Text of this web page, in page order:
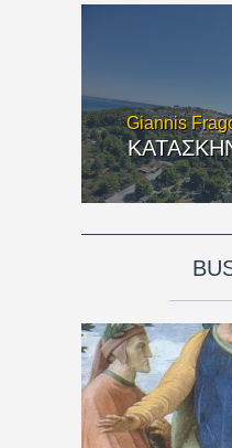
Giannis